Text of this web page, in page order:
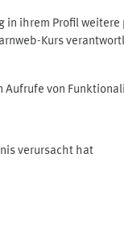
ihrem Profil
Kurs
Aufrufe von
verursacht hat